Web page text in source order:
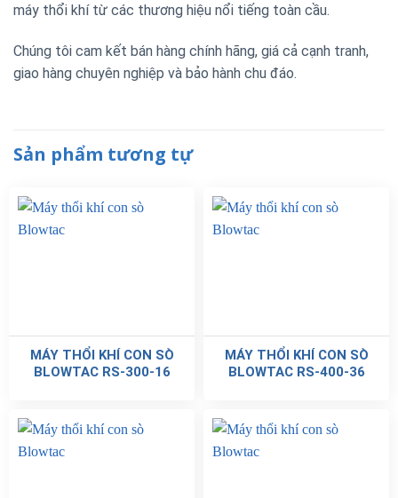
máy thổi khí từ các thương hiệu nổi tiếng toàn cầu.
Chúng tôi cam kết bán hàng chính hãng, giá cả cạnh tranh,
giao hàng chuyên nghiệp và bảo hành chu đáo.
Sản phẩm tương tự
MÁY THỔI KHÍ CON SÒ
BLOWTAC RS-300-16
MÁY THỔI KHÍ CON SÒ
BLOWTAC RS-400-36